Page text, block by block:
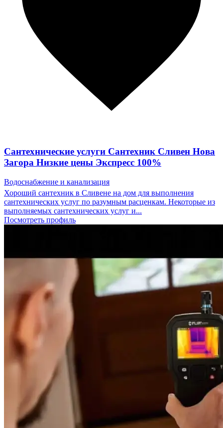
Сантехнические услуги Сантехник Сливен Нова
Загора Низкие цены Экспресс 100%
Водоснабжение и канализация
Хороший сантехник в Сливене на дом для выполнения
сантехнических услуг по разумным расценкам. Некоторые из
выполняемых сантехнических услуг и...
Посмотреть профиль